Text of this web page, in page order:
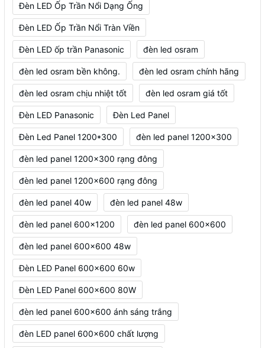
Đèn LED Ốp Trần Nổi Dạng Ống
Đèn LED Ốp Trần Nổi Tràn Viền
Đèn LED ốp trần Panasonic đèn led osram
đèn led osram bền không. đèn led osram chính hãng
đèn led osram chịu nhiệt tốt đèn led osram giá tốt
Đèn LED Panasonic Đèn Led Panel
Đèn Led Panel 1200*300 đèn led panel 1200x300
đèn led panel 1200x300 rạng đông
đèn led panel 1200x600 rạng đông
đèn led panel 40w đèn led panel 48w
đèn led panel 600x1200 đèn led panel 600x600
đèn led panel 600x600 48w
Đèn LED Panel 600x600 60w
Đèn LED Panel 600x600 80W
đèn led panel 600x600 ánh sáng trắng
đèn LED panel 600x600 chất lượng